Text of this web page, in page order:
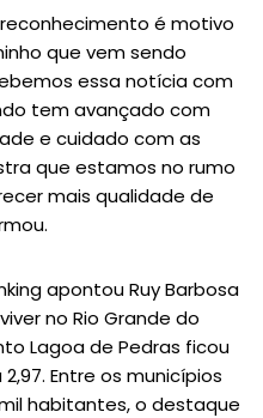
é motivo
que vem sendo
essa notícia com
tem avançado com
e cuidado com as
que estamos no rumo
mais qualidade de
apontou Ruy Barbosa
no Rio Grande do
Lagoa de Pedras ficou
Entre os municípios
habitantes, o destaque